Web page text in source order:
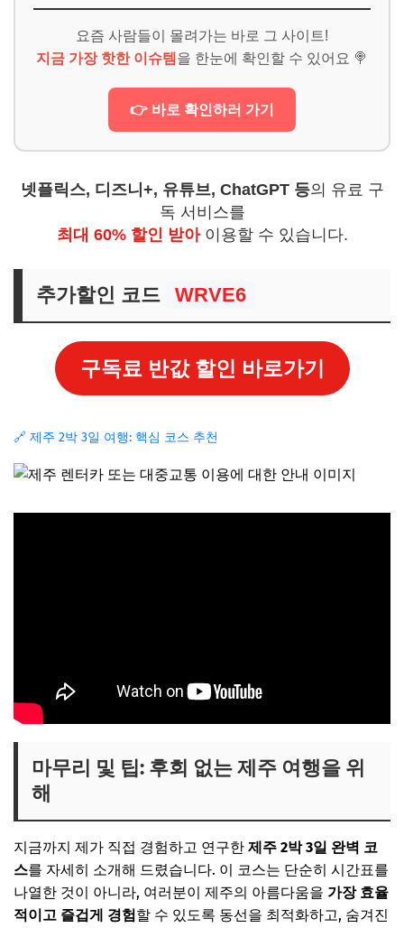
요즘 사람들이 몰려가는 바로 그 사이트!
지금 가장 핫한 이슈템 을 한눈에 확인할 수 있어요 🍭
👉 바로 확인하러 가기
넷플릭스, 디즈니+, 유튜브, ChatGPT 등의 유료 구
독 서비스를
최대 60% 할인 받아이용할 수 있습니다.
추가할인 코드 WRVE6
구독료 반값 할인 바로가기
🔗 제주 2박 3일 여행: 핵심 코스 추천
마무리 및 팁: 후회 없는 제주 여행을 위
해
지금까지 제가 직접 경험하고 연구한 제주 2박 3일 완벽 코
스를 자세히 소개해 드렸습니다. 이 코스는 단순히 시간표를
나열한 것이 아니라, 여러분이 제주의 아름다움을 가장 효율
적이고 즐겁게 경험 할 수 있도록 동선을 최적화하고, 숨겨진